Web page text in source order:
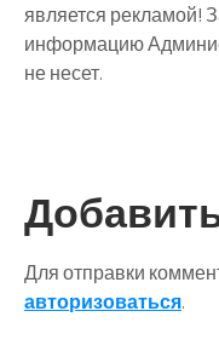
является рекламой!
информацию
не несет.
Для отправки
авторизоваться.